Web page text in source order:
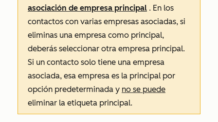
asociación de empresa principal . En los
contactos con varias empresas asociadas, si
eliminas una empresa como principal,
deberás seleccionar otra empresa principal.
Si un contacto solo tiene una empresa
asociada, esa empresa es la principal por
opción predeterminada y no se puede
eliminar la etiqueta principal.